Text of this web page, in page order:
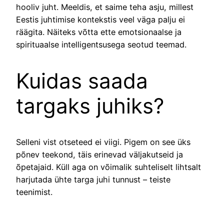
hooliv juht. Meeldis, et saime teha asju, millest
Eestis juhtimise kontekstis veel väga palju ei
räägita. Näiteks võtta ette emotsionaalse ja
spirituaalse intelligentsusega seotud teemad.
Kuidas saada
targaks juhiks?
Selleni vist otseteed ei viigi. Pigem on see üks
põnev teekond, täis erinevad väljakutseid ja
õpetajaid. Küll aga on võimalik suhteliselt lihtsalt
harjutada ühte targa juhi tunnust – teiste
teenimist.